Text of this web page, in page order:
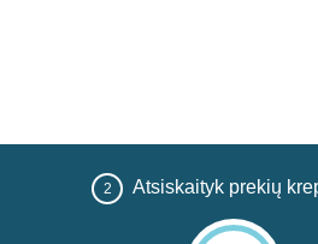
2 Atsiskaityk prekių